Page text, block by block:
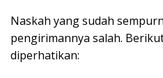
Naskah yang sudah
pengirimannya salah.
diperhatikan: